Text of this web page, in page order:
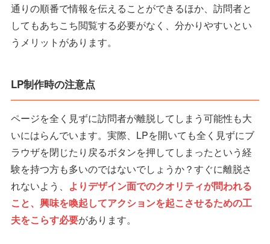
通りの順番で情報を伝えることができるほか、訪問者と
してもあちこち閲覧する必要がなく、分かりやすいとい
うメリットがあります。
LP制作時の注意点
ページを全く見ずに訪問者が離脱してしまう可能性も大
いにはらんでいます。実際、LPを開いても全く見ずにブ
ラウザを閉じたり戻るボタンを押してしまったという経
験を持つ方も多いのではないでしょうか？すぐに離脱さ
れないよう、 よりデザイン面でのクオリティが問われる
こと、興味を喚起してアクションを起こさせるための工
夫をこらす必要があります。